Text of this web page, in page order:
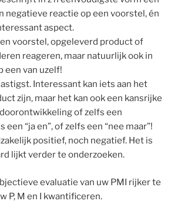
negatieve reactie op een voorstel, én
aspect.
voorstel, opgeleverd product of
reageren, maar natuurlijk ook in
een van uzelf!
Interessant kan iets aan het
zijn, maar het kan ook een kansrijke
of zelfs een
een “ja en”, of zelfs een “nee maar”!
positief, noch negatief. Het is
lijkt verder te onderzoeken.
evaluatie van uw PMI rijker te
P, M en I kwantificeren.